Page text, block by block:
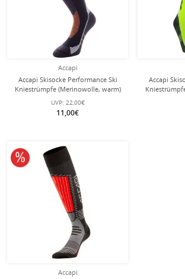
Accapi
Accapi Skisocke Performance Ski
Kniestrümpfe (Merinowolle, warm)
schwarz/orange - 1 Paar
UVP: 22,00€
11,00€
Accapi
fluogelb/
Accapi
10% reduziert